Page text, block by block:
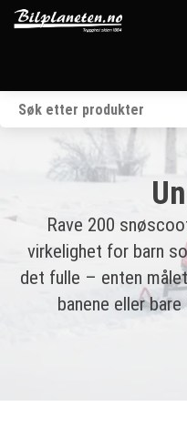
Rave 200
virkelighet for barn
det fulle – enten
banene eller